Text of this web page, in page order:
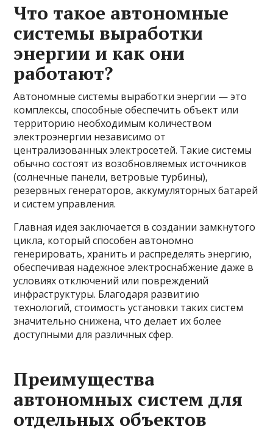
Что такое автономные
системы выработки
энергии и как они
работают?
Автономные системы выработки энергии — это
комплексы, способные обеспечить объект или
территорию необходимым количеством
электроэнергии независимо от
централизованных электросетей. Такие системы
обычно состоят из возобновляемых источников
(солнечные панели, ветровые турбины),
резервных генераторов, аккумуляторных батарей
и систем управления.
Главная идея заключается в создании замкнутого
цикла, который способен автономно
генерировать, хранить и распределять энергию,
обеспечивая надежное электроснабжение даже в
условиях отключений или повреждений
инфраструктуры. Благодаря развитию
технологий, стоимость установки таких систем
значительно снижена, что делает их более
доступными для различных сфер.
Преимущества
автономных систем для
отдельных объектов